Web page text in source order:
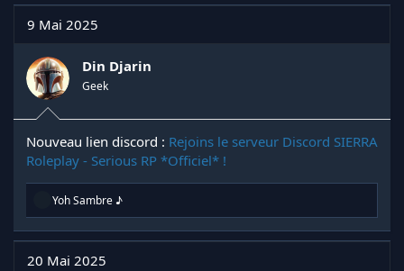
9 Mai 2025
Din Djarin
Geek
Nouveau lien discord : Rejoins le serveur Discord SIERRA
Roleplay - Serious RP *Officiel* !
R
é
a
c
t
Yoh Sambre ♪
20 Mai 2025